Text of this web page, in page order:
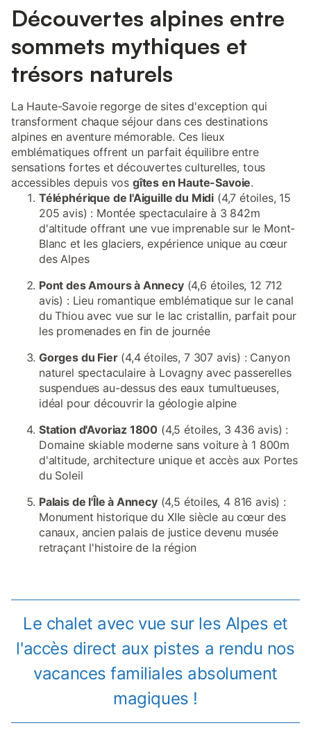
Découvertes alpines entre
sommets mythiques et
trésors naturels
La Haute-Savoie regorge de sites d'exception qui
transforment chaque séjour dans ces destinations
alpines en aventure mémorable. Ces lieux
emblématiques offrent un parfait équilibre entre
sensations fortes et découvertes culturelles, tous
accessibles depuis vos gîtes en Haute-Savoie.
Téléphérique de l'Aiguille du Midi (4,7 étoiles, 15
205 avis) : Montée spectaculaire à 3 842m
d'altitude offrant une vue imprenable sur le Mont-
Blanc et les glaciers, expérience unique au cœur
des Alpes
Pont des Amours à Annecy(4,6 étoiles, 12 712
avis) : Lieu romantique emblématique sur le canal
du Thiou avec vue sur le lac cristallin, parfait pour
les promenades en fin de journée
Gorges du Fier(4,4 étoiles, 7 307 avis) : Canyon
naturel spectaculaire à Lovagny avec passerelles
suspendues au-dessus des eaux tumultueuses,
idéal pour découvrir la géologie alpine
Station d'Avoriaz 1800 (4,5 étoiles, 3 436 avis) :
Domaine skiable moderne sans voiture à 1 800m
d'altitude, architecture unique et accès aux Portes
du Soleil
Palais de l'Île à Annecy(4,5 étoiles, 4 816 avis) :
Monument historique du XIIe siècle au cœur des
canaux, ancien palais de justice devenu musée
retraçant l'histoire de la région
Le chalet avec vue sur les Alpes et
l'accès direct aux pistes a rendu nos
vacances familiales absolument
magiques !